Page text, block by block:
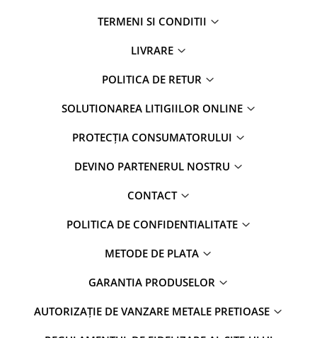
TERMENI SI CONDITII
LIVRARE
POLITICA DE RETUR
SOLUTIONAREA LITIGIILOR ONLINE
PROTECȚIA CONSUMATORULUI
DEVINO PARTENERUL NOSTRU
CONTACT
POLITICA DE CONFIDENTIALITATE
METODE DE PLATA
GARANTIA PRODUSELOR
AUTORIZAȚIE DE VANZARE METALE PRETIOASE